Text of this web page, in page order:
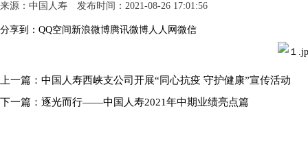
来源：中国人寿 发布时间：2021-08-26 17:01:56
分享到： QQ空间 新浪微博腾讯微博人人网 微信
上一篇： 中国人寿西峡支公司开展“同心抗疫 守护健康”宣传活动
下一篇： 逐光而行——中国人寿2021年中期业绩亮点篇